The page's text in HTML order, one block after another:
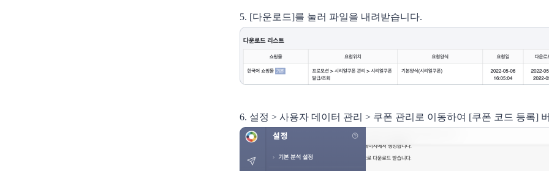
5. [다운로드]를 눌러 파일을 내려받습니다.
6. 설정 > 사용자 데이터 관리 > 쿠폰 관리로 이동하여 [쿠폰 코드 등록]